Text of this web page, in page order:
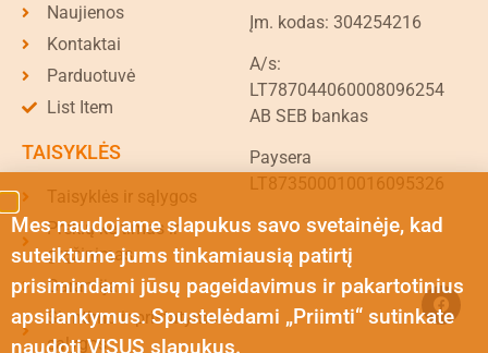
Naujienos
Kontaktai
Parduotuvė
List Item
TAISYKLĖS
Taisyklės ir sąlygos
Prekių keitimas ir
grąžinimas
Garantija
Siuntimo ir pristatymo
sąlygos
Įm. kodas: 304254216
A/s:
LT787044060008096254
AB SEB bankas
Paysera
LT873500010016095326
Mes naudojame slapukus savo svetainėje, kad
suteiktume jums tinkamiausią patirtį
prisimindami jūsų pageidavimus ir pakartotinius
apsilankymus. Spustelėdami „Priimti“ sutinkate
naudoti VISUS slapukus.